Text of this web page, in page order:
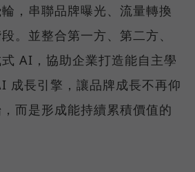
，串聯品牌曝光、流量轉換
。並整合第一方、第二方、
AI，協助企業打造能自主學
成長引擎，讓品牌成長不再仰
而是形成能持續累積價值的